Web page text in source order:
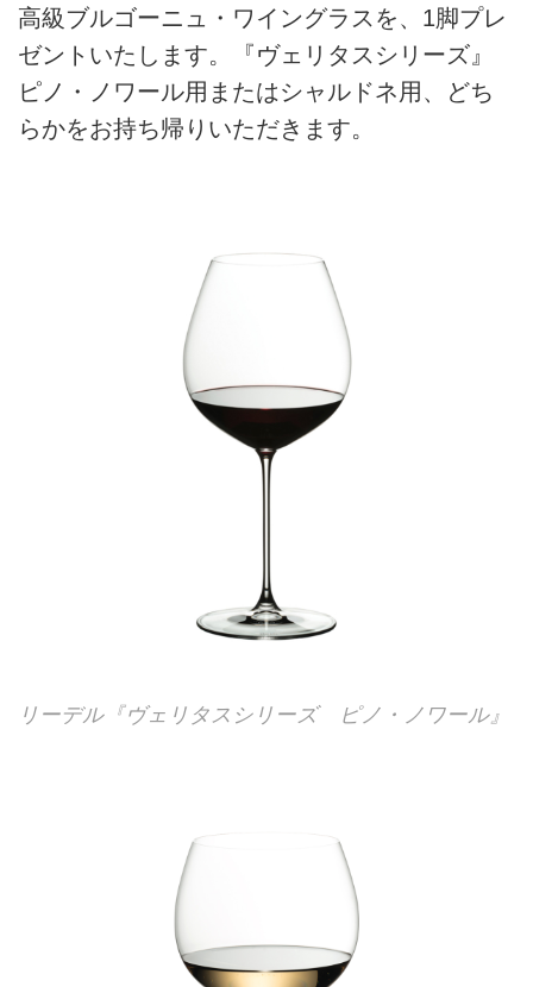
高級ブルゴーニュ・ワイングラスを、1脚プレ
ゼントいたします。『ヴェリタスシリーズ』
ピノ・ノワール用またはシャルドネ用、どち
らかをお持ち帰りいただきます。
リーデル『ヴェリタスシリーズ ピノ・ノワール』